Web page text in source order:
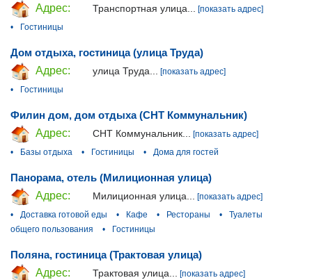
Адрес:
Транспортная улица... [показать адрес]
•
Гостиницы
Дом отдыха, гостиница (улица Труда)
Адрес:
улица Труда... [показать адрес]
•
Гостиницы
Филин дом, дом отдыха (СНТ Коммунальник)
Адрес:
СНТ Коммунальник...
[показать адрес]
•
Базы отдыха • Гостиницы • Дома для гостей
Панорама, отель (Милиционная улица)
Адрес:
Милиционная улица...
[показать адрес]
•
Доставка готовой еды • Кафе • Рестораны •
Туалеты
общего пользования
• Гостиницы
Поляна, гостиница (Трактовая улица)
Адрес:
Трактовая улица...
[показать адрес]